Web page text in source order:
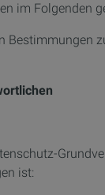
im Folgenden
Bestimmungen
ist: